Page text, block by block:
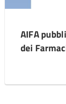
AIFA
dei